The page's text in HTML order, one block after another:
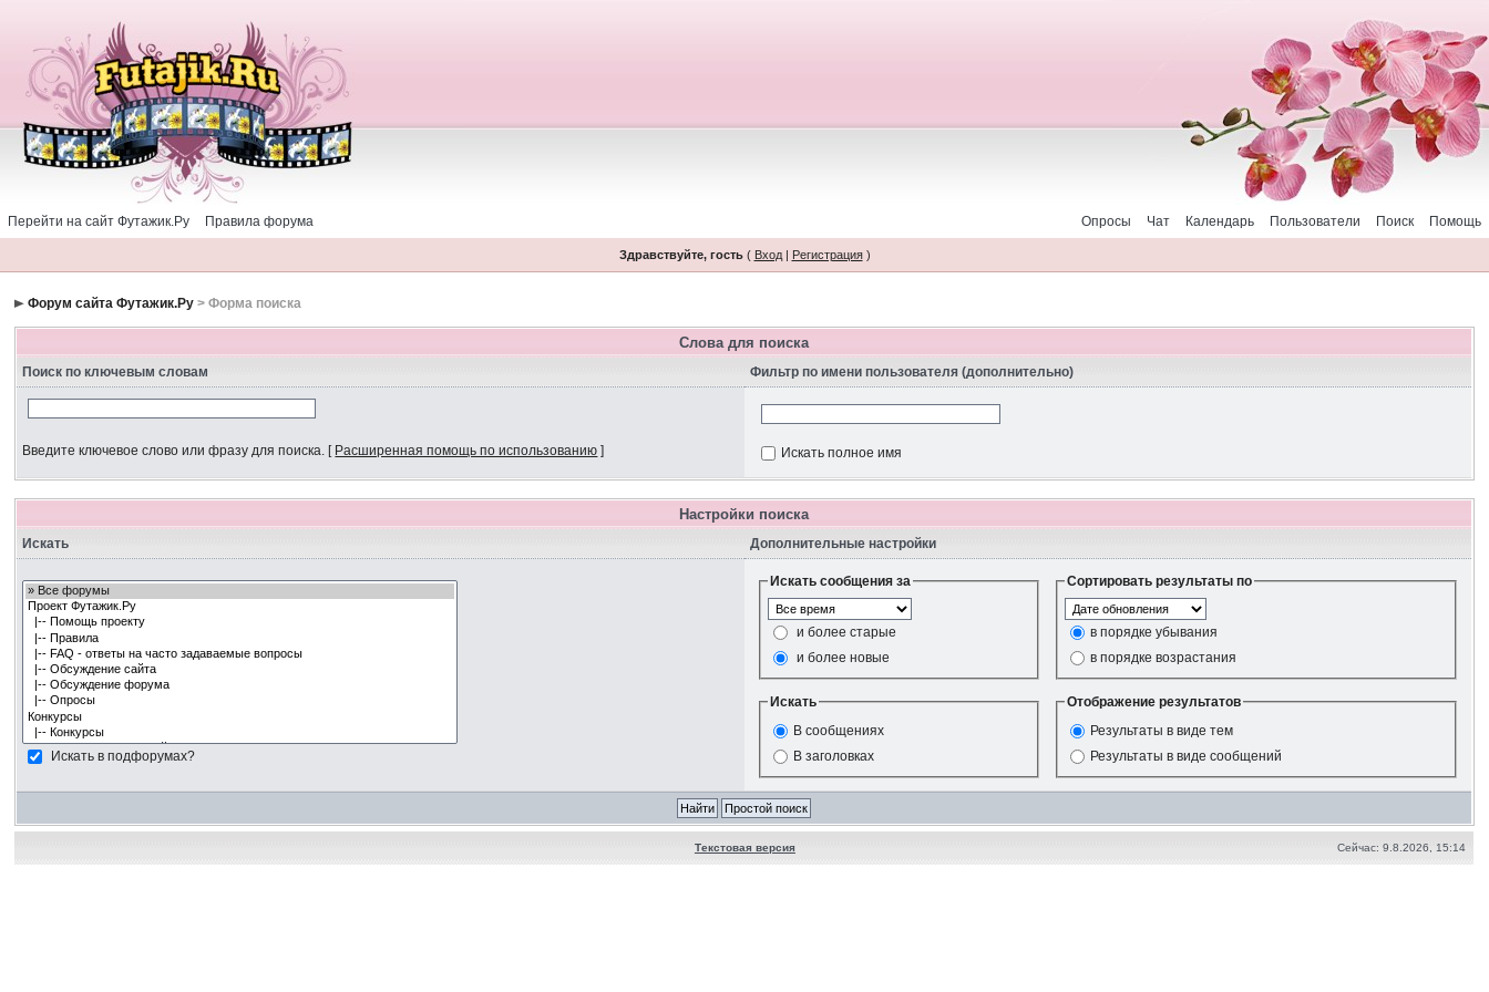
Перейти на сайт Футажик.Ру Правила форума Помощь
Поиск
Пользователи
Календарь
Чат
Опросы
Здравствуйте, гость( Вход| Регистрация)
Форум сайта Футажик.Ру > Форма поиска
Слова для поиска
Поиск по ключевым словам Фильтр по имени пользователя (дополнительно)
Введите ключевое слово или фразу для поиска. [ Расширенная помощь по использованию ] Искать полное имя
Настройки поиска
Искать Дополнительные настройки
Искать в подфорумах?
Искать сообщения за
и более старые
и более новые
Сортировать результаты по
в порядке убывания
в порядке возрастания
Искать
В сообщениях
В заголовках
Отображение результатов
Результаты в виде тем
Результаты в виде сообщений
Текстовая версия Сейчас: 9.8.2026, 15:14